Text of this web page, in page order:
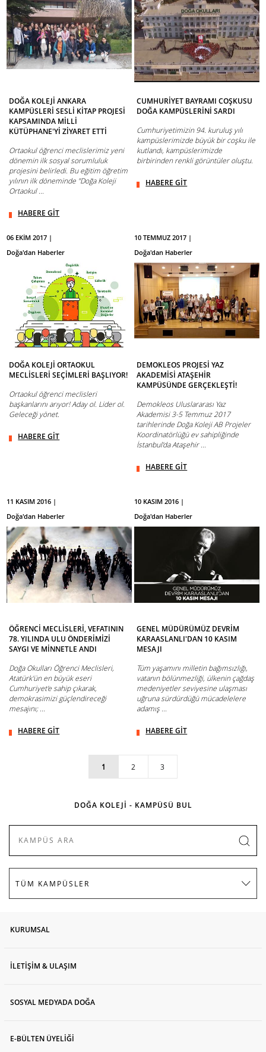
DOĞA KOLEJİ ANKARA
KAMPÜSLERİ SESLİ KİTAP PROJESİ
KAPSAMINDA MİLLİ
KÜTÜPHANE'Yİ ZİYARET ETTİ
Ortaokul öğrenci meclislerimiz yeni
dönemin ilk sosyal sorumluluk
projesini belirledi. Bu eğitim öğretim
yılının ilk döneminde "Doğa Koleji
Ortaokul ...
HABERE GİT
CUMHURİYET BAYRAMI COŞKUSU
DOĞA KAMPÜSLERİNİ SARDI
Cumhuriyetimizin 94. kuruluş yılı
kampüslerimizde büyük bir coşku ile
kutlandı, kampüslerimizde
birbirinden renkli görüntüler oluştu.
HABERE GİT
06 EKİM 2017 |
Doğa'dan Haberler
DOĞA KOLEJİ ORTAOKUL
MECLİSLERİ SEÇİMLERİ BAŞLIYOR!
Ortaokul öğrenci meclisleri
başkanlarını arıyor! Aday ol. Lider ol.
Geleceği yönet.
HABERE GİT
10 TEMMUZ 2017 |
Doğa'dan Haberler
DEMOKLEOS PROJESİ YAZ
AKADEMİSİ ATAŞEHİR
KAMPÜSÜNDE GERÇEKLEŞTİ!
Demokleos Uluslararası Yaz
Akademisi 3-5 Temmuz 2017
tarihlerinde Doğa Koleji AB Projeler
Koordinatörlüğü ev sahipliğinde
İstanbul’da Ataşehir ...
HABERE GİT
11 KASIM 2016 |
Doğa'dan Haberler
ÖĞRENCİ MECLİSLERİ, VEFATININ
78. YILINDA ULU ÖNDERİMİZİ
SAYGI VE MİNNETLE ANDI
Doğa Okulları Öğrenci Meclisleri,
Atatürk'ün en büyük eseri
Cumhuriyet'e sahip çıkarak,
demokrasimizi güçlendireceği
mesajını; ...
HABERE GİT
10 KASIM 2016 |
Doğa'dan Haberler
GENEL MÜDÜRÜMÜZ DEVRİM
KARAASLANLI'DAN 10 KASIM
MESAJI
Tüm yaşamını milletin bağımsızlığı,
vatanın bölünmezliği, ülkenin çağdaş
medeniyetler seviyesine ulaşması
uğruna sürdürdüğü mücadelelere
adamış ...
HABERE GİT
1 2 3
DOĞA KOLEJİ - KAMPÜSÜ BUL
KURUMSAL
İLETİŞİM & ULAŞIM
SOSYAL MEDYADA DOĞA
E-BÜLTEN ÜYELİĞİ